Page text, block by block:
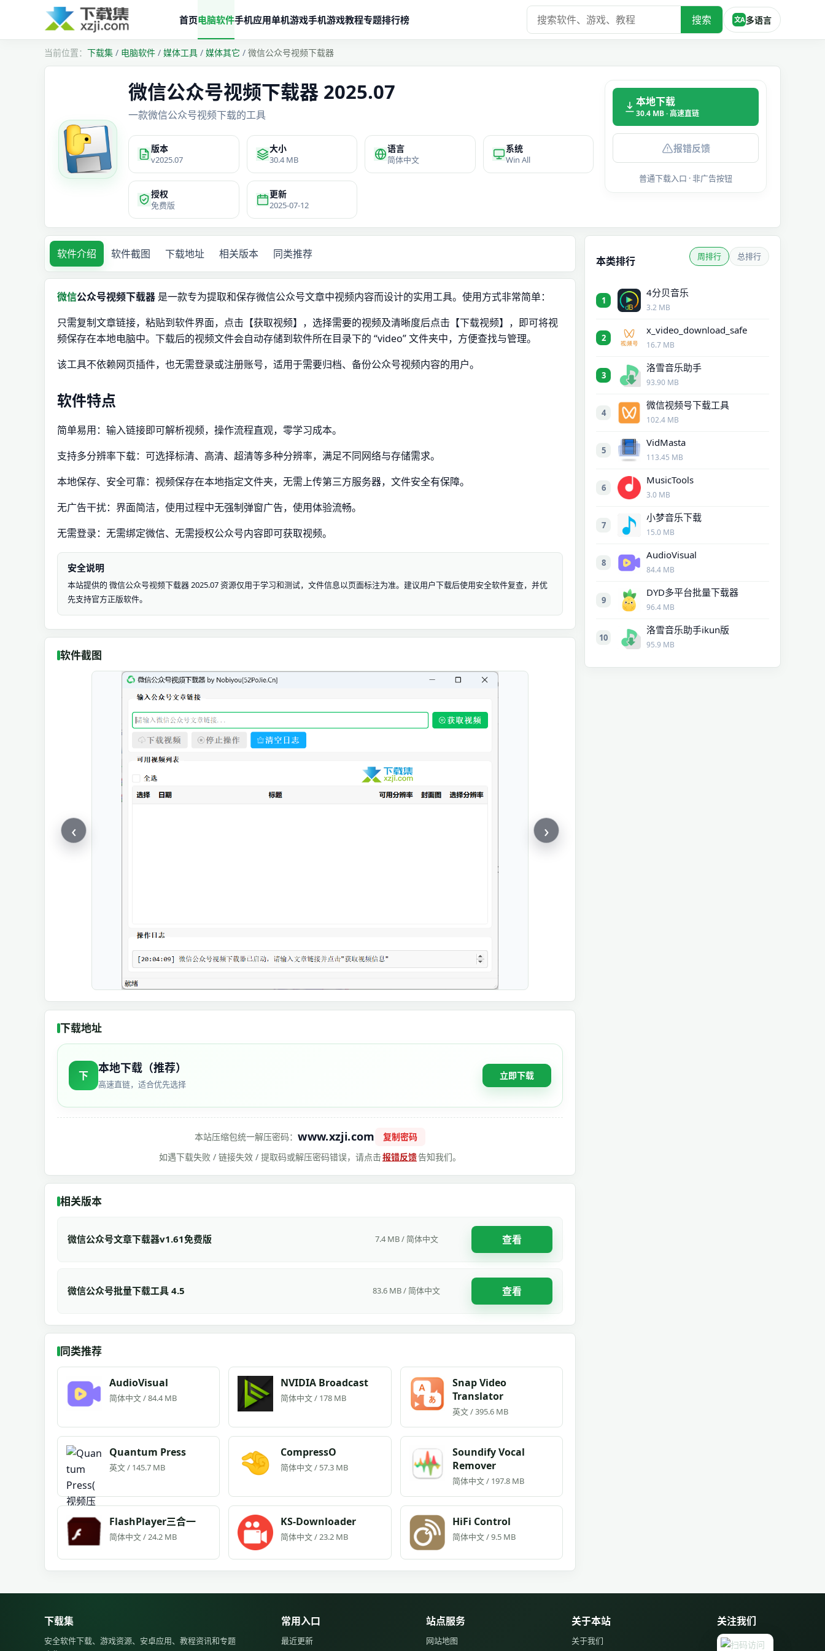
首页电脑软件手机应用单机游戏手机游戏教程专题排行榜 搜索 文A 多语言
下载集 / 电脑软件 / 媒体工具 / 媒体其它 / 微信公众号视频下载器
微信公众号视频下载器 2025.07
一款微信公众号视频下载的工具
版本
v2025.07
大小
30.4 MB
语言
简体中文
系统
Win All
授权
免费版
更新
2025-07-12
本地下载
30.4 MB · 高速直链
报错反馈
普通下载入口 · 非广告按钮
软件介绍 软件截图 下载地址 相关版本 同类推荐
微信公众号视频下载器 是一款专为提取和保存微信公众号文章中视频内容而设计的实用工具。使用方式非常简单：
只需复制文章链接，粘贴到软件界面，点击【获取视频】，选择需要的视频及清晰度后点击【下载视频】，即可将视
频保存在本地电脑中。下载后的视频文件会自动存储到软件所在目录下的 “video” 文件夹中，方便查找与管理。
该工具不依赖网页插件，也无需登录或注册账号，适用于需要归档、备份公众号视频内容的用户。
软件特点
简单易用：输入链接即可解析视频，操作流程直观，零学习成本。
支持多分辨率下载：可选择标清、高清、超清等多种分辨率，满足不同网络与存储需求。
本地保存、安全可靠：视频保存在本地指定文件夹，无需上传第三方服务器，文件安全有保障。
无广告干扰：界面简洁，使用过程中无强制弹窗广告，使用体验流畅。
无需登录：无需绑定微信、无需授权公众号内容即可获取视频。
安全说明
本站提供的 微信公众号视频下载器 2025.07 资源仅用于学习和测试，文件信息以页面标注为准。建议用户下载后使用安全软件复查，并优
先支持官方正版软件。
软件截图
‹ ›
下载地址
下
本地下载（推荐）
高速直链，适合优先选择
立即下载
本站压缩包统一解压密码：www.xzji.com
复制密码
如遇下载失败 / 链接失效 / 提取码或解压密码错误，请点击报错反馈告知我们。
相关版本
微信公众号文章下载器v1.61免费版 7.4 MB / 简体中文 查看
微信公众号批量下载工具 4.5 83.6 MB / 简体中文 查看
同类推荐
AudioVisual
简体中文 / 84.4 MB
NVIDIA Broadcast
简体中文 / 178 MB
Snap Video
Translator
英文 / 395.6 MB
Quantum Press
英文 / 145.7 MB
CompressO
简体中文 / 57.3 MB
Soundify Vocal
Remover
简体中文 / 197.8 MB
FlashPlayer三合一
简体中文 / 24.2 MB
KS-Downloader
简体中文 / 23.2 MB
HiFi Control
简体中文 / 9.5 MB
本类排行 周排行 总排行
1
4分贝音乐
3.2 MB
2
x_video_download_safe
16.7 MB
3
洛雪音乐助手
93.90 MB
4
微信视频号下载工具
102.4 MB
5
VidMasta
113.45 MB
6
MusicTools
3.0 MB
7
小梦音乐下载
15.0 MB
8
AudioVisual
84.4 MB
9
DYD多平台批量下载器
96.4 MB
10
洛雪音乐助手ikun版
95.9 MB
下载集
安全软件下载、游戏资源、安卓应用、教程资讯和专题
常用入口
最近更新
站点服务
网站地图
关于本站
关于我们
关注我们